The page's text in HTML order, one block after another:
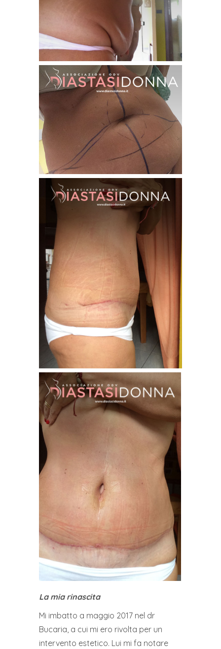
La mia rinascita
Mi imbatto a maggio 2017 nel dr
Bucaria, a cui mi ero rivolta per un
intervento estetico. Lui mi fa notare